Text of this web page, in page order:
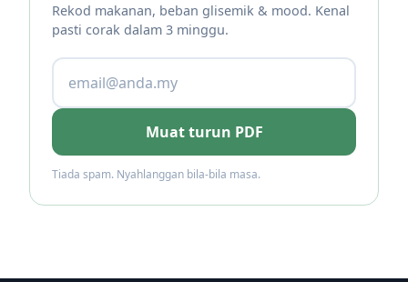
Rekod makanan, beban glisemik & mood. Kenal
pasti corak dalam 3 minggu.
Muat turun PDF
Tiada spam. Nyahlanggan bila-bila masa.